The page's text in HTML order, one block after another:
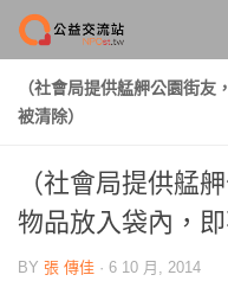
Skip to content
（社會局提供艋舺公園街
被清除）
（社會局提供艋
物品放入袋內，即
BY 張 傳佳 · 6 10 月, 2014